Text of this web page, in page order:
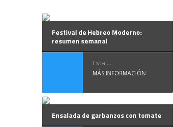
Festival de Hebreo Moderno:
resumen semanal
Esta ...
MÁS INFORMACIÓN
Ensalada de garbanzos con tomate